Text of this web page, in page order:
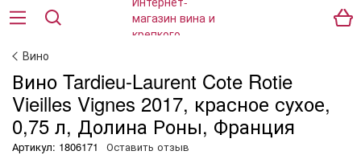
Вино
Вино Tardieu-Laurent Cote Rotie
Vieilles Vignes 2017, красное сухое,
0,75 л, Долина Роны, Франция
Артикул: 1806171 Оставить отзыв